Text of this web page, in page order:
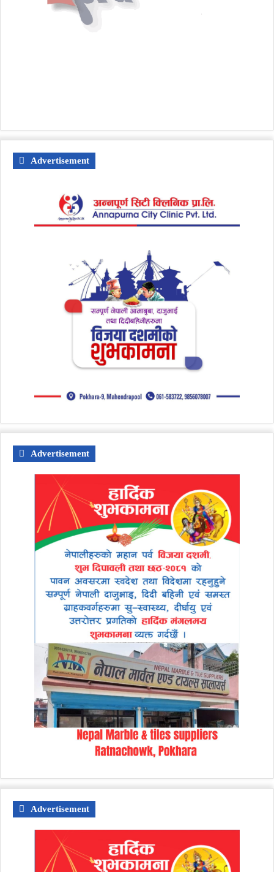
Advertisement
Advertisement
Advertisement